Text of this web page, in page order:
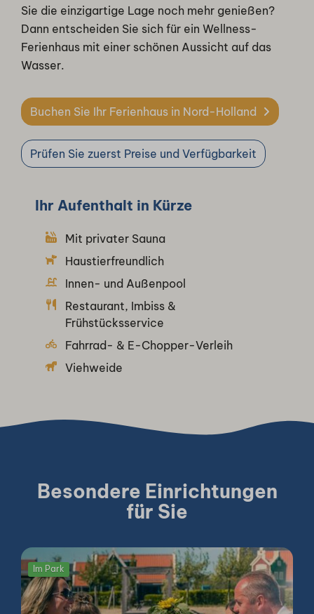
Sie die einzigartige Lage noch mehr genießen?
Dann entscheiden Sie sich für ein Wellness-
Ferienhaus mit einer schönen Aussicht auf das
Wasser.
Buchen Sie Ihr Ferienhaus in Nord-Holland
Prüfen Sie zuerst Preise und Verfügbarkeit
Ihr Aufenthalt in Kürze
Mit privater Sauna
Haustierfreundlich
Innen- und Außenpool
Restaurant, Imbiss &
Frühstücksservice
Fahrrad- & E-Chopper-Verleih
Viehweide
Besondere Einrichtungen
für Sie
Im Park